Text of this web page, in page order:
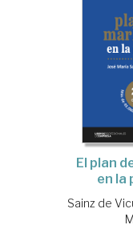
El plan
en la
Sainz de